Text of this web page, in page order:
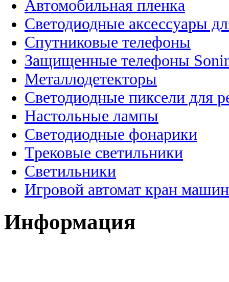
Автомобильная пленка
Светодиодные аксессуары
Спутниковые телефоны
Защищенные телефоны
Металлодетекторы
Светодиодные пиксели для
Настольные лампы
Светодиодные фонарики
Трековые светильники
Светильники
Игровой автомат кран
Информация